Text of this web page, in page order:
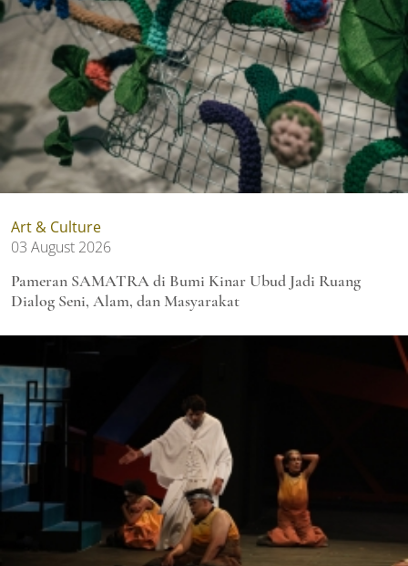
Art & Culture
03 August 2026
Pameran SAMATRA di Bumi Kinar Ubud Jadi Ruang
Dialog Seni, Alam, dan Masyarakat